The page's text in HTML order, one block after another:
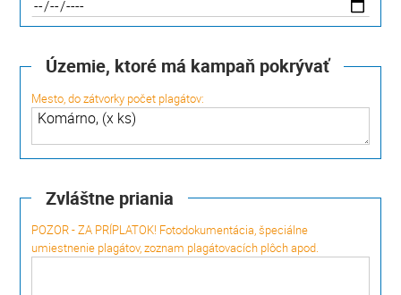
Územie, ktoré má kampaň pokrývať
Mesto, do zátvorky počet plagátov:
Zvláštne priania
POZOR - ZA PRÍPLATOK! Fotodokumentácia, špeciálne
umiestnenie plagátov, zoznam plagátovacích plôch apod.